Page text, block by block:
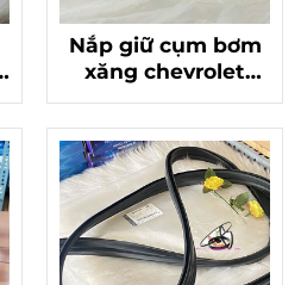
Nắp giữ cụm bơm
xăng chevrolet
spark m300 matiz
4 chính hãng
96892242